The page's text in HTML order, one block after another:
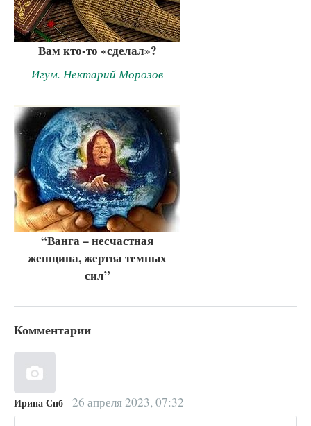
Вам кто-то «сделал»?
Игум. Нектарий Морозов
“Ванга – несчастная
женщина, жертва темных
сил”
Комментарии
Ирина Спб 26 апреля 2023, 07:32